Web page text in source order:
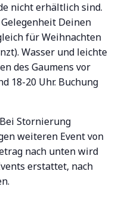
nicht erhältlich sind.
Deinen
für Weihnachten
Wasser und leichte
des Gaumens vor
18-20 Uhr. Buchung
Stornierung
weiteren Event von
nach unten wird
erstattet, nach